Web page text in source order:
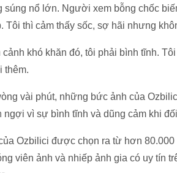
súng nổ lớn. Người xem bỗng chốc
Tôi thì cảm thấy sốc, sợ hãi nhưng
cảnh khó khăn đó, tôi phải bình tĩnh.
thêm.
vài phút, những bức ảnh của
ngợi vì sự bình tĩnh và dũng cảm khi
Ozbilici được chọn ra từ hơn
viên ảnh và nhiếp ảnh gia có uy tín